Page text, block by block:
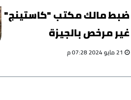
ضبط مالك مكتب "كاستينج"
غير مرخص بالجيزة
21 مايو 2024 07:28 م